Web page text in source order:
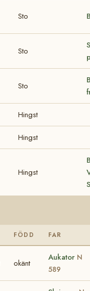
Sto
Sto
Sto
Hingst
Hingst
Hingst
FÖDD FAR
okänt
Aukator N
589